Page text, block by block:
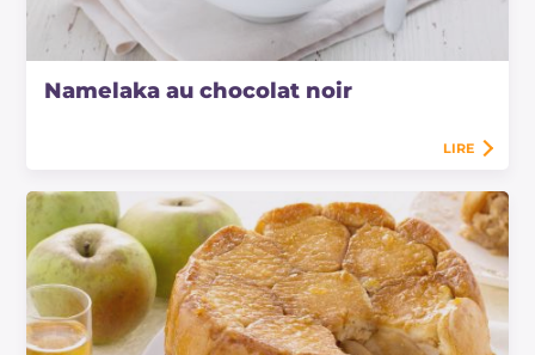
Namelaka au chocolat noir
LIRE